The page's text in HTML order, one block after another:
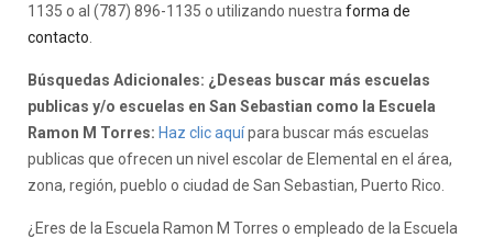
1135 o al (787) 896-1135 o utilizando nuestra forma de
contacto
Búsquedas Adicionales: ¿Deseas buscar más escuelas
publicas y/o escuelas en San Sebastian como la Escuela
Ramon M Torres: Haz clic aquípara buscar más escuelas
publicas que ofrecen un nivel escolar de Elemental en el área,
zona, región, pueblo o ciudad de San Sebastian, Puerto Rico.
¿Eres de la Escuela Ramon M Torres o empleado de la Escuela